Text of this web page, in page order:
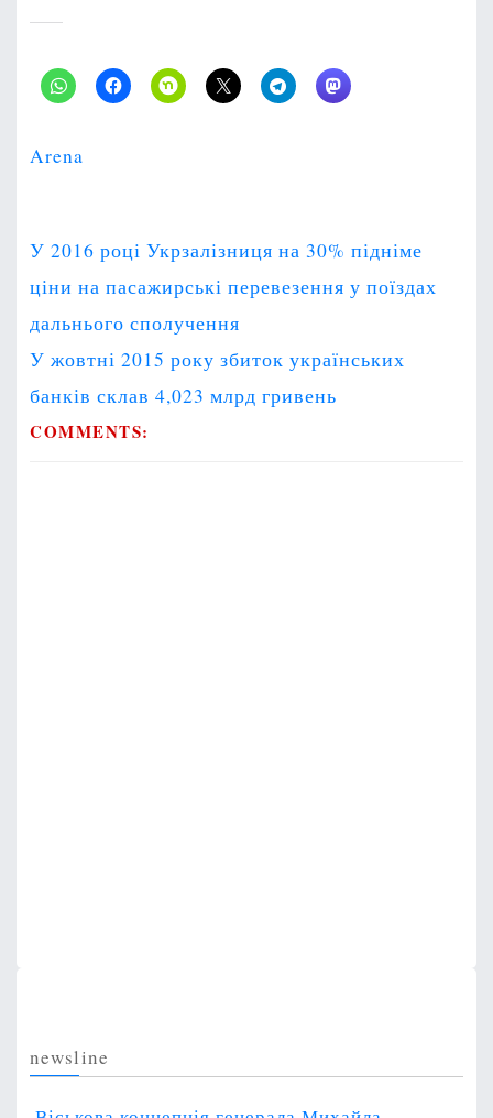
Arena
P
o
s
t
n
a
v
У 2016 році Укрзалізниця на 30% підніме
ціни на пасажирські перевезення у поїздах
дальнього сполучення
У жовтні 2015 року збиток українських
банків склав 4,023 млрд гривень
COMMENTS:
newsline